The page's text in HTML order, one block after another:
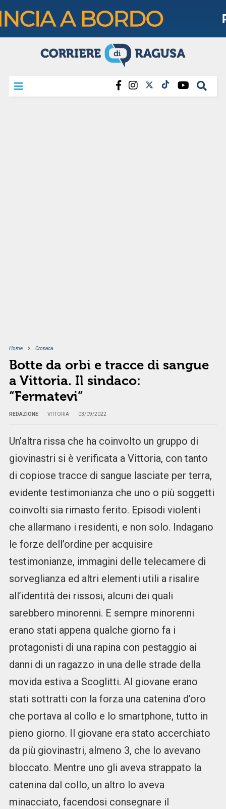
Home Cronaca
Botte da orbi e tracce di sangue
a Vittoria. Il sindaco:
“Fermatevi”
REDAZIONE VITTORIA 03/09/2022
Un’altra rissa che ha coinvolto un gruppo di
giovinastri si è verificata a Vittoria, con tanto
di copiose tracce di sangue lasciate per terra,
evidente testimonianza che uno o più soggetti
coinvolti sia rimasto ferito. Episodi violenti
che allarmano i residenti, e non solo. Indagano
le forze dell’ordine per acquisire
testimonianze, immagini delle telecamere di
sorveglianza ed altri elementi utili a risalire
all’identità dei rissosi, alcuni dei quali
sarebbero minorenni. E sempre minorenni
erano stati appena qualche giorno fa i
protagonisti di una rapina con pestaggio ai
danni di un ragazzo in una delle strade della
movida estiva a Scoglitti. Al giovane erano
stati sottratti con la forza una catenina d’oro
che portava al collo e lo smartphone, tutto in
pieno giorno. Il giovane era stato accerchiato
da più giovinastri, almeno 3, che lo avevano
bloccato. Mentre uno gli aveva strappato la
catenina dal collo, un altro lo aveva
minacciato, facendosi consegnare il